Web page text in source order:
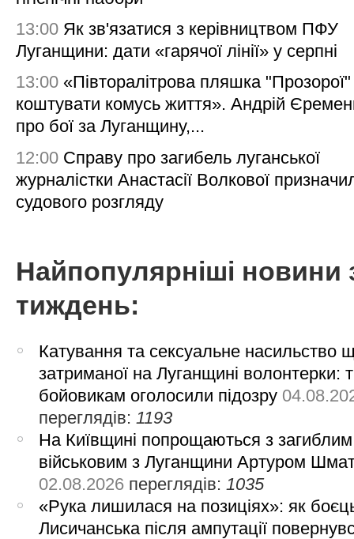
13:00 Як зв'язатися з керівництвом ПФУ
Луганщини: дати «гарячої лінії» у серпні
13:00 «Півторалітрова пляшка
коштувати комусь життя». Андрій
про бої за Луганщину,...
12:00 Справу про загибель луганської
журналістки Анастасії Волкової
судового розгляду
Найпопулярніші новини
тиждень:
Катування та сексуальне насильство
затриманої на Луганщині волонтерки:
бойовикам оголосили підозру
переглядів: 1193
На Київщині попрощаються з загиблим
військовим з Луганщини Артуром
02.08.2026 переглядів: 1035
«Рука лишилася на позиціях»: як
Лисичанська після ампутації